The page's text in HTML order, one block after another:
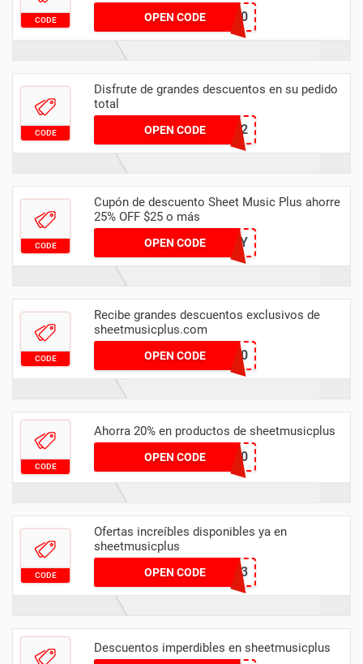
CODE OPEN CODE B2S10
CODE
Disfrute de grandes descuentos en su pedido
total
OPEN CODEHONEY2
CODE
Cupón de descuento Sheet Music Plus ahorre
25% OFF $25 o más
OPEN CODE PLAY
CODE
Recibe grandes descuentos exclusivos de
sheetmusicplus.com
OPEN CODEKeepit100
CODE
Ahorra 20% en productos de sheetmusicplus
OPEN CODE BTS20
CODE
Ofertas increíbles disponibles ya en
sheetmusicplus
OPEN CODEESTINTO23
Descuentos imperdibles en sheetmusicplus